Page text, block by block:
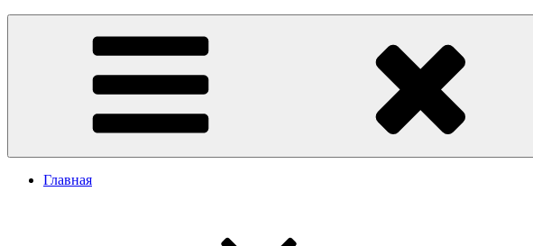
Перейти
Заказать сайт в Бишкеке
Разработка сайтов в Бишкеке. Сайт Бишкек, сайт Кыргызстан. Sait.kg. Доступные
Главная